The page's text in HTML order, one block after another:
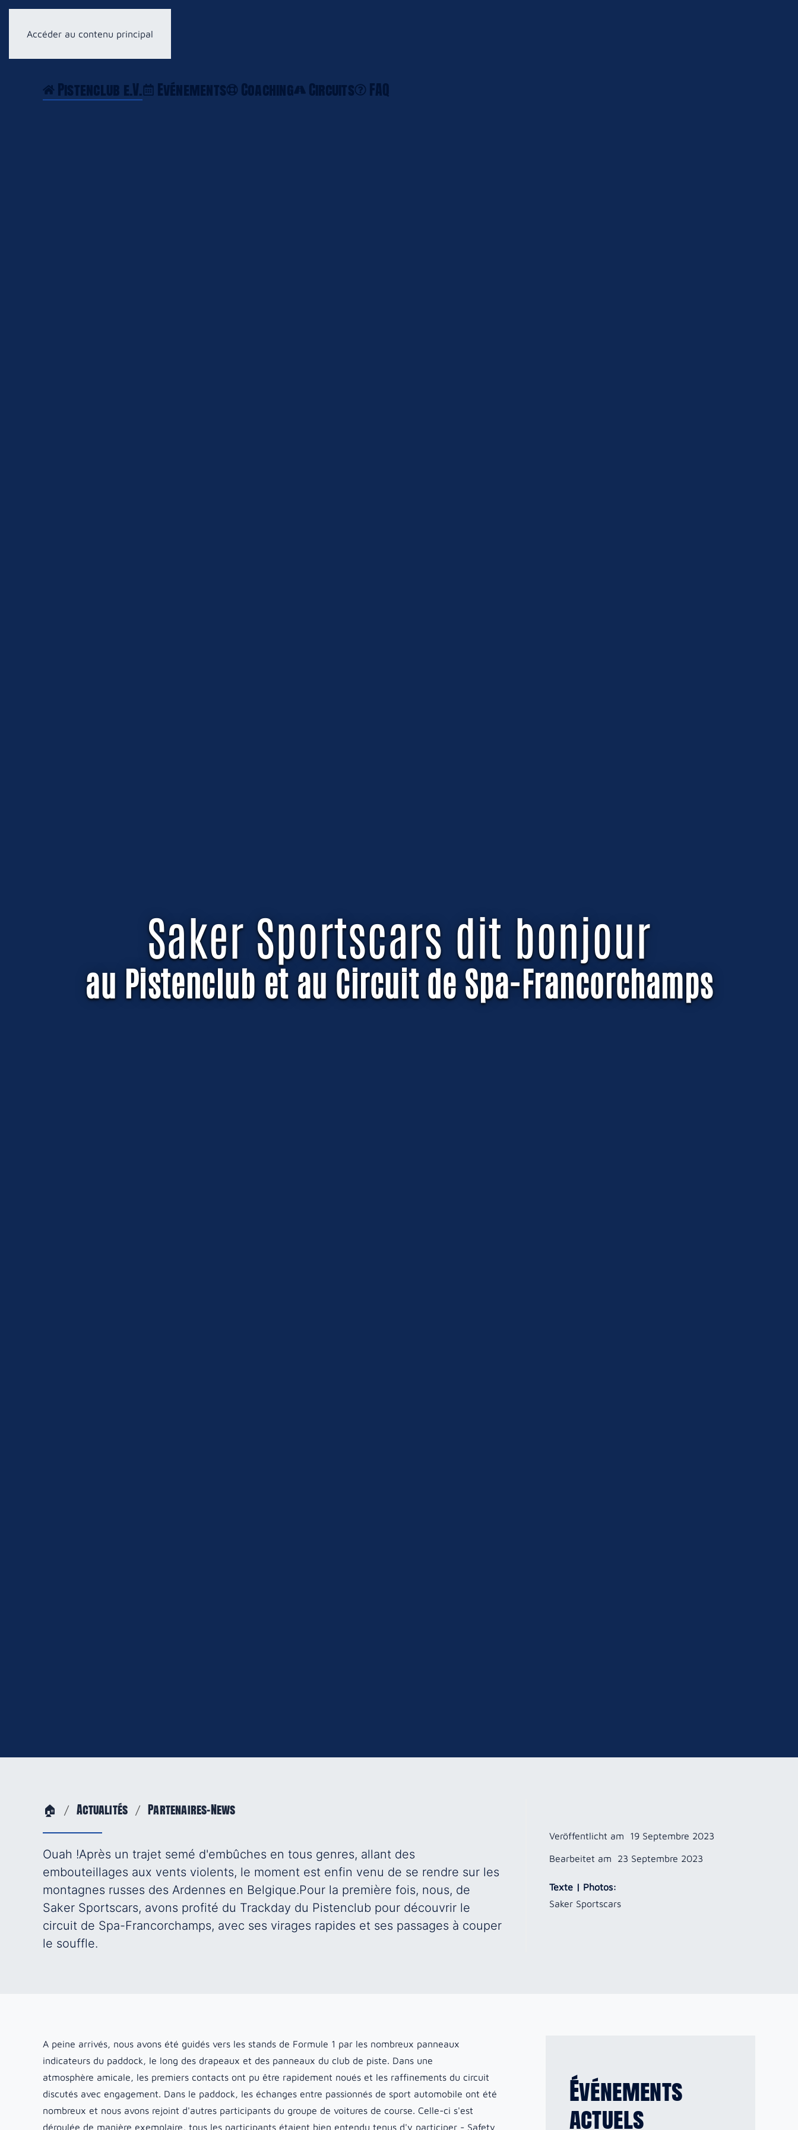
Accéder au contenu principal
Pistenclub e.V. Evénements Coaching Circuits FAQ
Saker Sportscars dit bonjour
au Pistenclub et au Circuit de Spa-Francorchamps
🏠 Actualités Partenaires-News
Ouah !Après un trajet semé d'embûches en tous genres, allant des
embouteillages aux vents violents, le moment est enfin venu de se rendre sur les
montagnes russes des Ardennes en Belgique.Pour la première fois, nous, de
Saker Sportscars, avons profité du Trackday du Pistenclub pour découvrir le
circuit de Spa-Francorchamps, avec ses virages rapides et ses passages à couper
le souffle.
Veröffentlicht am 19 Septembre 2023
Bearbeitet am 23 Septembre 2023
Texte | Photos:
Saker Sportscars
A peine arrivés, nous avons été guidés vers les stands de Formule 1 par les nombreux panneaux
indicateurs du paddock, le long des drapeaux et des panneaux du club de piste. Dans une
atmosphère amicale, les premiers contacts ont pu être rapidement noués et les raffinements du circuit
discutés avec engagement. Dans le paddock, les échanges entre passionnés de sport automobile ont été
nombreux et nous avons rejoint d'autres participants du groupe de voitures de course. Celle-ci s'est
déroulée de manière exemplaire, tous les participants étaient bien entendu tenus d'y participer - Safety
Événements
actuels